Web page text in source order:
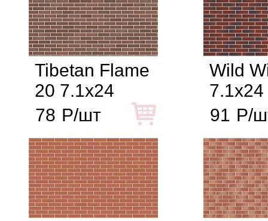
Tibetan Flame
20 7.1x24
78 Р/шт
Wild
7.1x24
91 Р/